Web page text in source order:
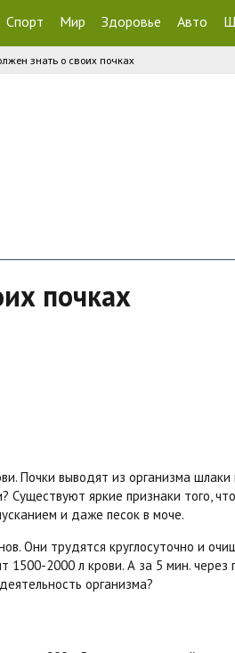
Спорт Мир Здоровье Авто
знать о своих почках
почках
Почки выводят из организма шлаки
Существуют яркие признаки того,
и даже песок в моче.
Они трудятся круглосуточно и
2000 л крови. А за 5 мин. через
организма?